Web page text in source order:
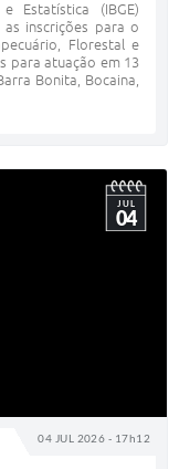
Estatística (IBGE)
inscrições para o
Florestal e
para atuação em 13
Bonita, Bocaina,
04 JUL 2026 - 17h12
JUL
04